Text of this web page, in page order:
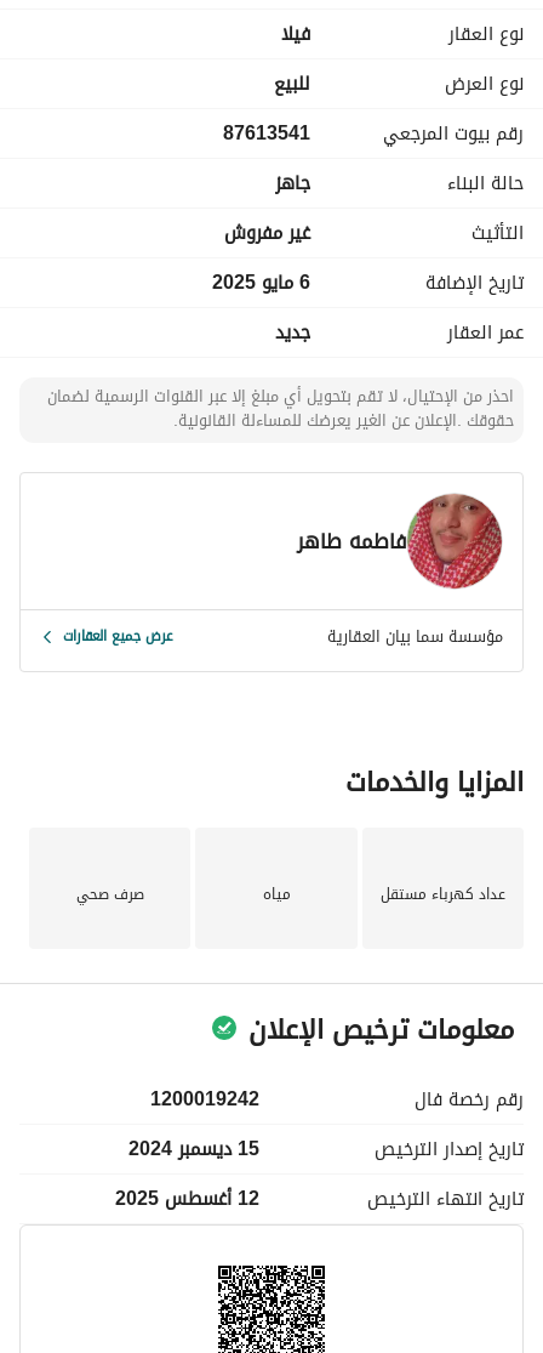
وبلكونة مطلة
مياه
تم التأسيس ثم التلييس فقط من أعلى جودة
يوجد غرفة حارس + مطبخ ودورة مياه تفتح خارج الحوش
نوع العقار
فیلا
نوع العرض
للبيع
رقم بيوت المرجعي
87613541
حالة البناء
جاهز
التأثيث
غير مفروش
تاريخ الإضافة
6 مايو 2025
عمر العقار
جديد
احذر من الإحتيال، لا تقم بتحويل أي مبلغ إلا عبر القنوات الرسمية لضمان
حقوقك .الإعلان عن الغير يعرضك للمساءلة القانونية.
فاطمه طاهر
مؤسسة سما بيان العقارية عرض جميع العقارات
المزايا والخدمات
عداد كهرباء مستقل مياه صرف صحي
معلومات ترخيص الإعلان
رقم رخصة فال
1200019242
تاريخ إصدار الترخيص
15 ديسمبر 2024
تاريخ انتهاء الترخيص 12 أغسطس 2025